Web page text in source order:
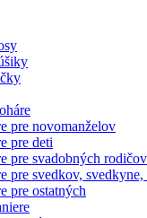
pre novomanželov
pre deti
pre svadobných rodičov
pre svedkov,
pre ostatných